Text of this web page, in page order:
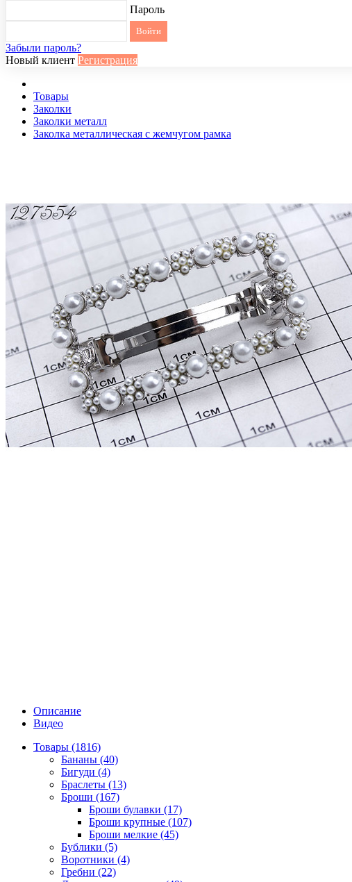
Пароль
Забыли пароль?
Новый клиент Регистрация
Товары
Заколки
Заколки металл
Заколка металлическая с жемчугом рамка
Описание
Видео
Товары (1816)
Бананы (40)
Бигуди (4)
Браслеты (13)
Броши (167)
Броши булавки (17)
Броши крупные (107)
Броши мелкие (45)
Бублики (5)
Воротники (4)
Гребни (22)